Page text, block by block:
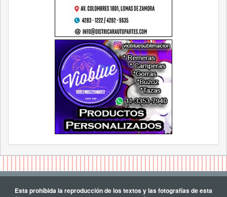
Esta prohíbida la reproducción de los textos y las fotografías de esta